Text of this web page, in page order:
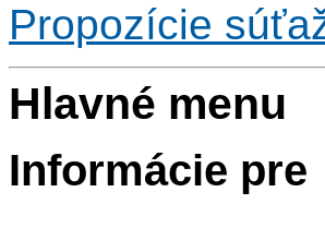
Propozície
Hlavné menu
Informácie pre